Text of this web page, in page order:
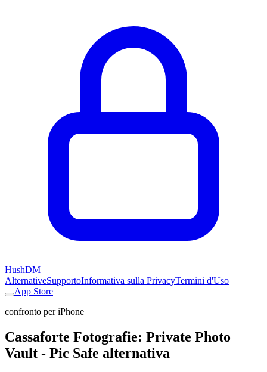
HushDM
AlternativeSupportoInformativa sulla PrivacyTermini d'Uso
App Store
confronto per iPhone
Cassaforte Fotografie: Private Photo
Vault - Pic Safe alternativa